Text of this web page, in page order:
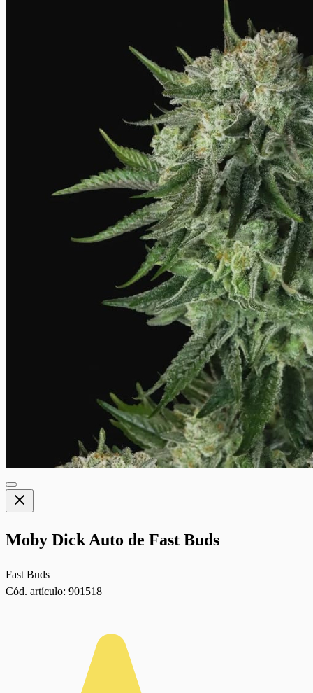
Moby Dick Auto de Fast Buds
Fast Buds
Cód. artículo: 901518